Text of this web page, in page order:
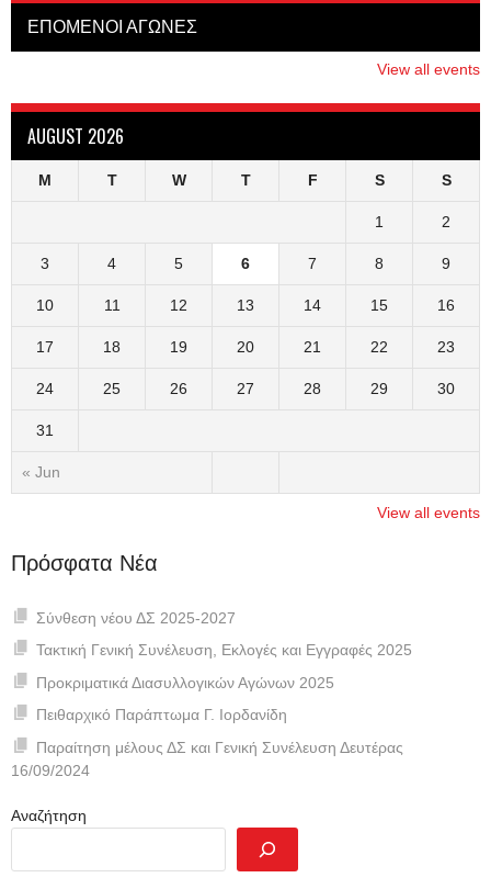
ΕΠΟΜΕΝΟΙ ΑΓΩΝΕΣ
View all events
AUGUST 2026
M T W T F S S
« Jun
1 2
3 4 5 6 7 8 9
10 11 12 13 14 15 16
17 18 19 20 21 22 23
24 25 26 27 28 29 30
31
View all events
Πρόσφατα Νέα
Σύνθεση νέου ΔΣ 2025-2027
Τακτική Γενική Συνέλευση, Εκλογές και Εγγραφές 2025
Προκριματικά Διασυλλογικών Αγώνων 2025
Πειθαρχικό Παράπτωμα Γ. Ιορδανίδη
Παραίτηση μέλους ΔΣ και Γενική Συνέλευση Δευτέρας
16/09/2024
Αναζήτηση